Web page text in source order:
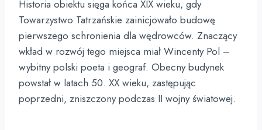
Historia obiektu sięga końca XIX wieku, gdy
Towarzystwo Tatrzańskie zainicjowało budowę
pierwszego schronienia dla wędrowców. Znaczący
wkład w rozwój tego miejsca miał Wincenty Pol –
wybitny polski poeta i geograf. Obecny budynek
powstał w latach 50. XX wieku, zastępując
poprzedni, zniszczony podczas II wojny światowej.